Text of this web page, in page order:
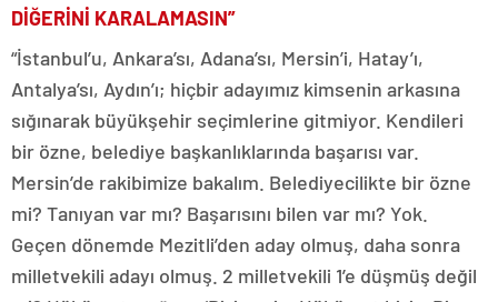
DİĞERİNİ KARALAMASIN”
“İstanbul’u, Ankara’sı, Adana’sı, Mersin’i, Hatay’ı,
Antalya’sı, Aydın’ı; hiçbir adayımız kimsenin arkasına
sığınarak büyükşehir seçimlerine gitmiyor. Kendileri
bir özne, belediye başkanlıklarında başarısı var.
Mersin’de rakibimize bakalım. Belediyecilikte bir özne
mi? Tanıyan var mı? Başarısını bilen var mı? Yok.
Geçen dönemde Mezitli’den aday olmuş, daha sonra
milletvekili adayı olmuş. 2 milletvekili 1’e düşmüş değil